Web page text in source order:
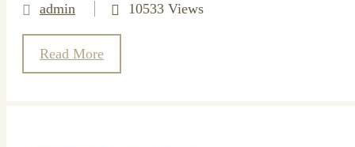
admin 10533 Views
Read More